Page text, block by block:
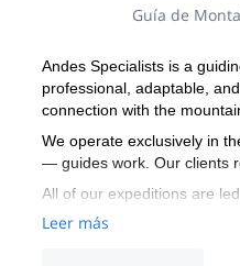
Guía de
Andes Specialists is a
professional, adaptable,
connection with the
We operate exclusively in
— guides work. Our clients
All of our expeditions are
their personal climbing
Leer más